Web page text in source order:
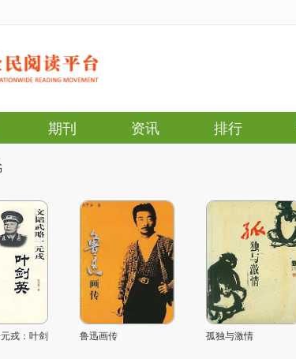
期刊 资讯 排行
戎：叶剑
鲁迅画传 孤独与激情